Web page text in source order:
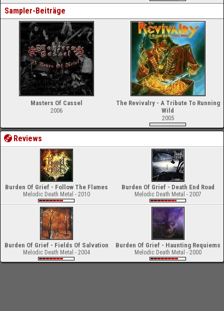
Sampler-Beiträge
Masters Of Cassel
2006
The Revivalry - A Tribute To Running
Wild
2005
Reviews
Burden Of Grief - Follow The Flames
Melodic Death Metal - 2010
Burden Of Grief - Death End Road
Melodic Death Metal - 2007
Burden Of Grief - Fields Of Salvation
Melodic Death Metal - 2004
Burden Of Grief - Haunting Requiems
Melodic Death Metal - 2000